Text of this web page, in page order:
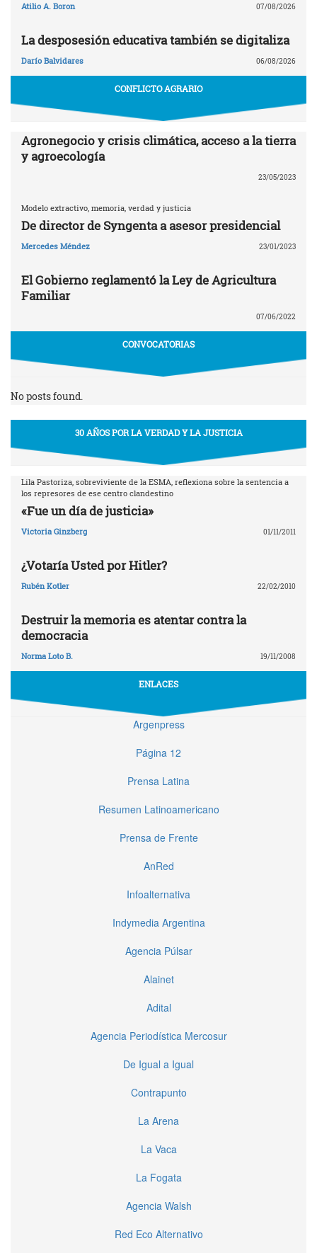
Atilio A. Boron 07/08/2026
La desposesión educativa también se digitaliza
Darío Balvidares 06/08/2026
CONFLICTO AGRARIO
Agronegocio y crisis climática, acceso a la tierra
y agroecología
23/05/2023
Modelo extractivo, memoria, verdad y justicia
De director de Syngenta a asesor presidencial
Mercedes Méndez 23/01/2023
El Gobierno reglamentó la Ley de Agricultura
Familiar
07/06/2022
CONVOCATORIAS
No posts found.
30 AÑOS POR LA VERDAD Y LA JUSTICIA
Lila Pastoriza, sobreviviente de la ESMA, reflexiona sobre la sentencia a
los represores de ese centro clandestino
«Fue un día de justicia»
Victoria Ginzberg 01/11/2011
¿Votaría Usted por Hitler?
Rubén Kotler 22/02/2010
Destruir la memoria es atentar contra la
democracia
Norma Loto B. 19/11/2008
ENLACES
Argenpress
Página 12
Prensa Latina
Resumen Latinoamericano
Prensa de Frente
AnRed
Infoalternativa
Indymedia Argentina
Agencia Púlsar
Alainet
Adital
Agencia Periodística Mercosur
De Igual a Igual
Contrapunto
La Arena
La Vaca
La Fogata
Agencia Walsh
Red Eco Alternativo